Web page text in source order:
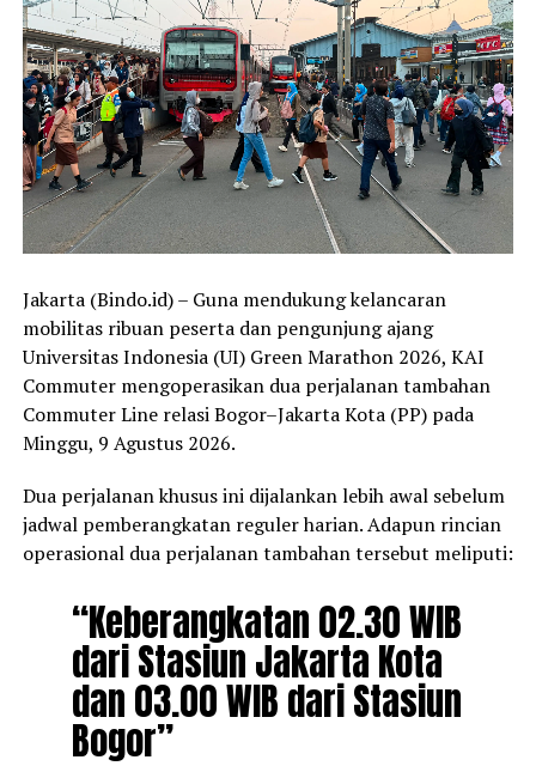
Jakarta (Bindo.id) – Guna mendukung kelancaran
mobilitas ribuan peserta dan pengunjung ajang
Universitas Indonesia (UI) Green Marathon 2026, KAI
Commuter mengoperasikan dua perjalanan tambahan
Commuter Line relasi Bogor–Jakarta Kota (PP) pada
Minggu, 9 Agustus 2026.
Dua perjalanan khusus ini dijalankan lebih awal sebelum
jadwal pemberangkatan reguler harian. Adapun rincian
operasional dua perjalanan tambahan tersebut meliputi:
“Keberangkatan 02.30 WIB
dari Stasiun Jakarta Kota
dan 03.00 WIB dari Stasiun
Bogor”